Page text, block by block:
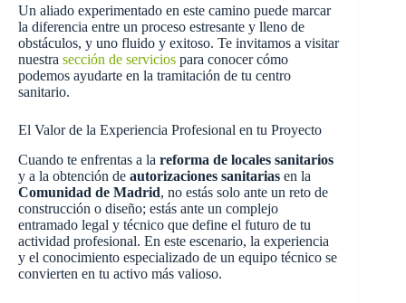
Un aliado experimentado en este camino puede marcar
la diferencia entre un proceso estresante y lleno de
obstáculos, y uno fluido y exitoso. Te invitamos a visitar
nuestra sección de servicios para conocer cómo
podemos ayudarte en la tramitación de tu centro
sanitario.
El Valor de la Experiencia Profesional en tu Proyecto
Cuando te enfrentas a la reforma de locales sanitarios
y a la obtención de autorizaciones sanitarias en la
Comunidad de Madrid, no estás solo ante un reto de
construcción o diseño; estás ante un complejo
entramado legal y técnico que define el futuro de tu
actividad profesional. En este escenario, la experiencia
y el conocimiento especializado de un equipo técnico se
convierten en tu activo más valioso.